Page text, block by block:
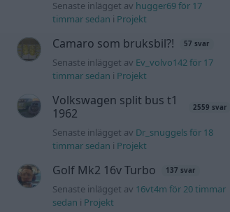
Senaste inlägget av hugger69 för 17
timmar sedan i Projekt
Camaro som bruksbil?! 57 svar
Senaste inlägget av Ev_volvo142 för 17
timmar sedan i Projekt
Volkswagen split bus t1
1962
2559 svar
Senaste inlägget av Dr_snuggels för 18
timmar sedan i Projekt
Golf Mk2 16v Turbo 137 svar
Senaste inlägget av 16vt4m för 20 timmar
sedan i Projekt